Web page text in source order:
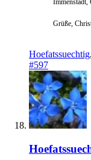
Immenstadt,
Grüße,
Hoefatssuechtig,
#597